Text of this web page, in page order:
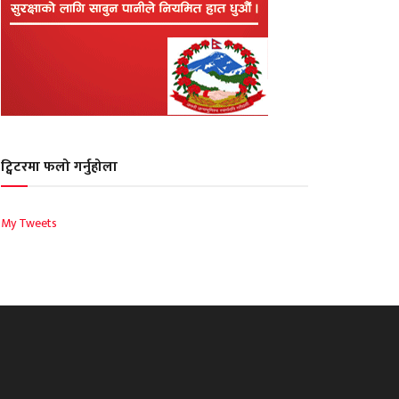
ट्विटरमा फलो गर्नुहोला
My Tweets